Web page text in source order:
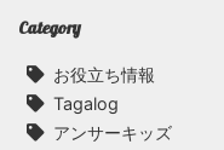
Category
お役立ち情報
Tagalog
アンサーキッズ